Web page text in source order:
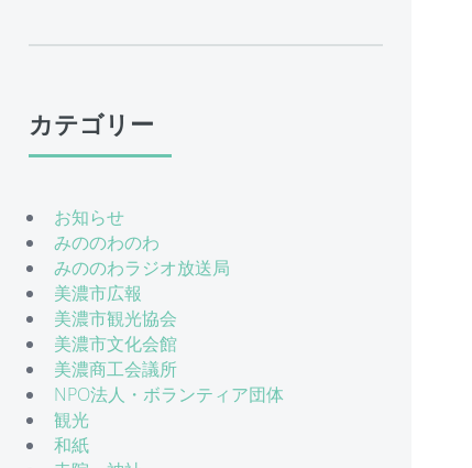
カテゴリー
お知らせ
みののわのわ
みののわラジオ放送局
美濃市広報
美濃市観光協会
美濃市文化会館
美濃商工会議所
NPO法人・ボランティア団体
観光
和紙